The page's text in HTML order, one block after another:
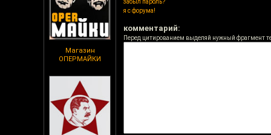
Магазин
ОПЕРМАЙКИ
забыл пароль?
я с форума!
комментарий:
Перед цитированием выделяй нужный фрагмент